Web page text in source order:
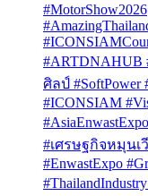
#MotorShow2026
#ARTDNAHUB
ศิลป์
#ICONSIAM
#เศรษฐกิจหมุนเ
#EnwastExpo